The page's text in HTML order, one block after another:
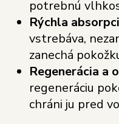
potrebnú
Rýchla
vstrebáva,
zanechá
Regenerácia a
regeneráciu
chráni ju pred